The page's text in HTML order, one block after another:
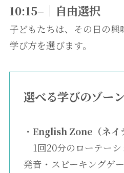
10:15–｜自由選択
子どもたちは、その日の
学び方を選びます。
選べる学びのゾーン
・ English Zone（ネイ
1回20分のローテーシ
発音・スピーキングゲ